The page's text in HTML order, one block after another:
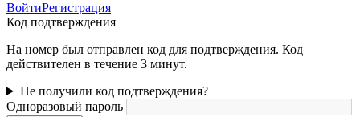
ВойтиРегистрация
Код подтверждения
На номер был отправлен код для подтверждения. Код
действителен в течение 3 минут.
Не получили код подтверждения?
Одноразовый пароль